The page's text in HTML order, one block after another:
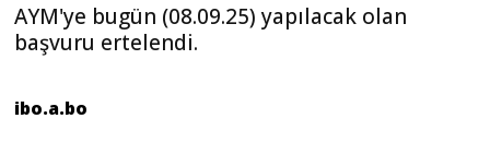
AYM'ye bugün (08.09.25) yapılacak olan
başvuru ertelendi.
ibo.a.bo